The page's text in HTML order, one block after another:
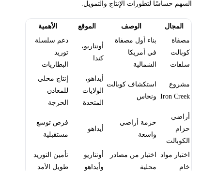
السهم حساسًا لتطورات الإنتاج والتمويل.
المجال الوصف الموقع
الأهمية
مصفاة
كوبالت
سلفات
بناء أول مصفاة
في أمريكا
الشمالية
أونتاريو،
كندا
دعم سلسلة
توريد
البطاريات
مشروع
Iron Creek
استكشاف كوبالت
ونحاس
أيداهو،
الولايات
المتحدة
إنتاج محلي
للمعادن
الحرجة
أراضي
حزام
الكوبالت
حزمة أراضي
واسعة
أيداهو
فرص توسع
مستقبلية
اختبار مواد
خام
اختبار من مصادر
محلية
أونتاريو
وأيداهو
تأمين التوريد
طويل الأمد